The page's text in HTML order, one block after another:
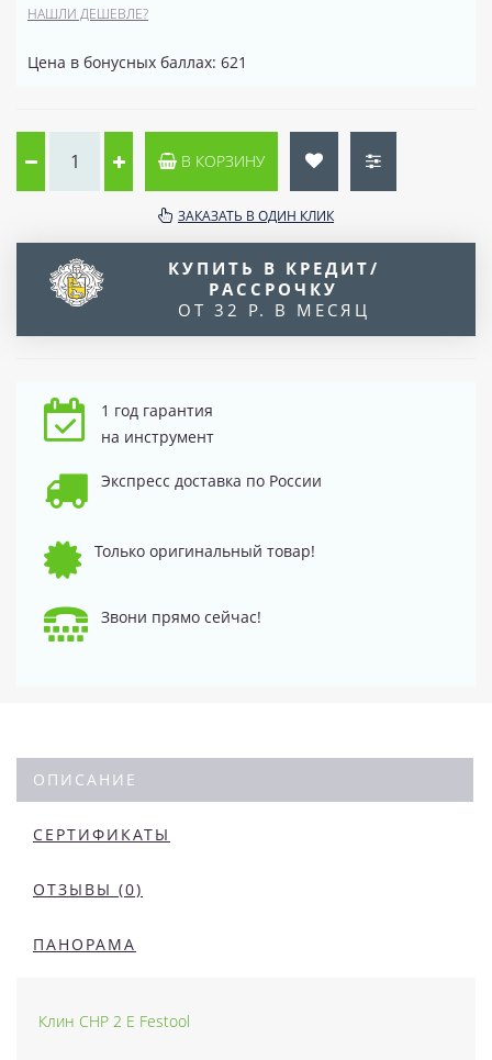
НАШЛИ ДЕШЕВЛЕ?
Цена в бонусных баллах: 621
В КОРЗИНУ
ЗАКАЗАТЬ В ОДИН КЛИК
КУПИТЬ В КРЕДИТ/
РАССРОЧКУ
ОТ 32 Р. В МЕСЯЦ
1 год гарантия
на инструмент
Экспресс доставка по России
Только оригинальный товар!
Звони прямо сейчас!
ОПИСАНИЕ
СЕРТИФИКАТЫ
ОТЗЫВЫ (0)
ПАНОРАМА
Клин CHP 2 E Festool